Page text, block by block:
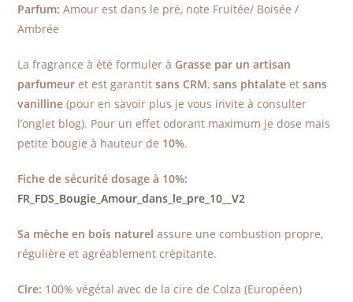
Parfum:Amour est dans le pré, note Fruitée/ Boisée /
Ambrée
La fragrance à été formuler à Grasse par un artisan
parfumeur et est garantitsans CRM,sans phtalate etsans
vanilline (pour en savoir plus je vous invite à consulter
l’onglet blog). Pour un effet odorant maximum je dose mais
petite bougie à hauteur de 10%.
Fiche de sécurité dosage à 10%:
FR_FDS_Bougie_Amour_dans_le_pre_10__V2
Sa mèche en bois naturel assure une combustion propre,
régulière et agréablement crépitante.
Cire: 100% végétal avec de la cire de Colza (Européen)